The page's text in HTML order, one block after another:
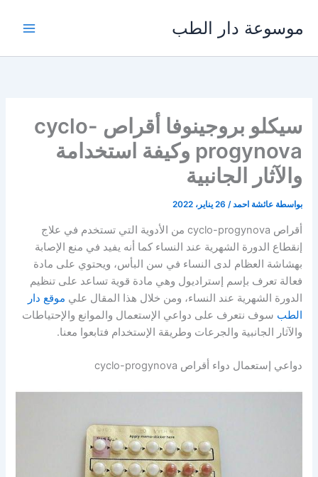
المحتوى
موسوعة دار الطب
سيكلو بروجينوفا أقراص cyclo-
progynova وكيفة استخدامة
والآثار الجانبية
بواسطة عائشة احمد/ 26 يناير، 2022
أقراص cyclo-progynova من الأدوية التي تستخدم في علاج
إنقطاع الدورة الشهرية عند النساء كما أنه يفيد في منع الإصابة
بهشاشة العظام لدى النساء في سن البأس، ويحتوي على مادة
فعالة تعرف بإسم إستراديول وهي مادة قوية تساعد على تنظيم
الدورة الشهرية عند النساء، ومن خلال هذا المقال علي موقع دار
الطب سوف نتعرف على دواعي الإستعمال والموانع والإحتياطات
والآثار الجانبية والجرعات وطريقة الإستخدام فتابعوا معنا.
دواعي إستعمال دواء أقراص cyclo-progynova